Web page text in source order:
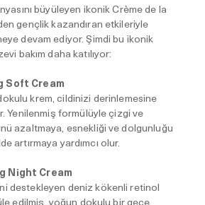
büyüleyen ikonik Crème de la
gençlik kazandıran etkileriyle
devam ediyor. Şimdi bu ikonik
bakım daha katılıyor:
Soft Cream
krem, cildinizi derinlemesine
Yenilenmiş formülüyle çizgi ve
azaltmaya, esnekliği ve dolgunluğu
artırmaya yardımcı olur.
Night Cream
destekleyen deniz kökenli retinol
edilmiş, yoğun dokulu bir gece